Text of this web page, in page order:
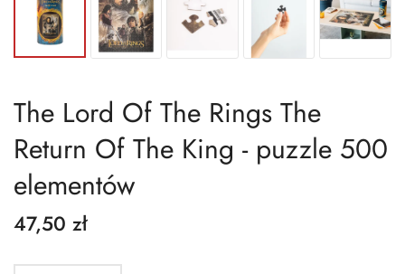
The Lord Of The Rings The
Return Of The King - puzzle 500
elementów
47,50 zł